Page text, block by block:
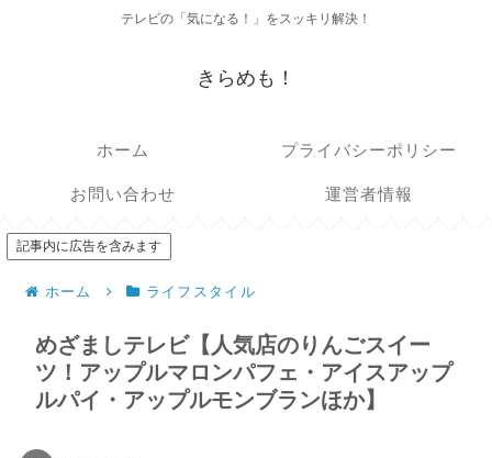
テレビの「気になる！」をスッキリ解決！
きらめも！
ホーム プライバシーポリシー
お問い合わせ 運営者情報
記事内に広告を含みます
ホーム ライフスタイル
めざましテレビ【人気店のりんごスイー
ツ！アップルマロンパフェ・アイスアップ
ルパイ・アップルモンブランほか】